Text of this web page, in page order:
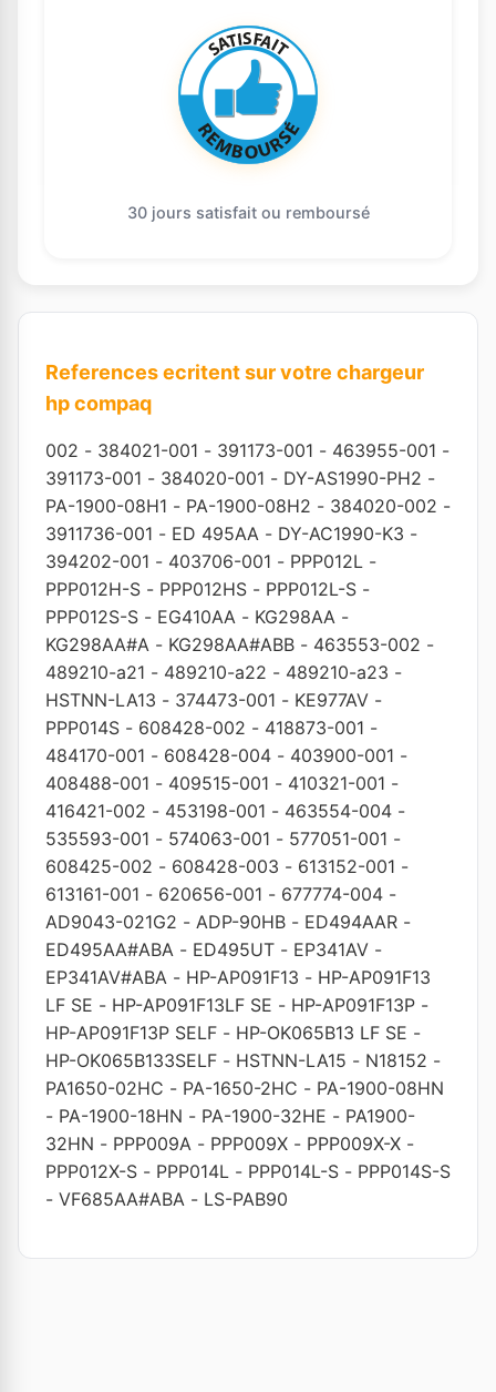
30 jours satisfait ou remboursé
References ecritent sur votre chargeur
hp compaq
002 - 384021-001 - 391173-001 - 463955-001 -
391173-001 - 384020-001 - DY-AS1990-PH2 -
PA-1900-08H1 - PA-1900-08H2 - 384020-002 -
3911736-001 - ED 495AA - DY-AC1990-K3 -
394202-001 - 403706-001 - PPP012L -
PPP012H-S - PPP012HS - PPP012L-S -
PPP012S-S - EG410AA - KG298AA -
KG298AA#A - KG298AA#ABB - 463553-002 -
489210-a21 - 489210-a22 - 489210-a23 -
HSTNN-LA13 - 374473-001 - KE977AV -
PPP014S - 608428-002 - 418873-001 -
484170-001 - 608428-004 - 403900-001 -
408488-001 - 409515-001 - 410321-001 -
416421-002 - 453198-001 - 463554-004 -
535593-001 - 574063-001 - 577051-001 -
608425-002 - 608428-003 - 613152-001 -
613161-001 - 620656-001 - 677774-004 -
AD9043-021G2 - ADP-90HB - ED494AAR -
ED495AA#ABA - ED495UT - EP341AV -
EP341AV#ABA - HP-AP091F13 - HP-AP091F13
LF SE - HP-AP091F13LF SE - HP-AP091F13P -
HP-AP091F13P SELF - HP-OK065B13 LF SE -
HP-OK065B133SELF - HSTNN-LA15 - N18152 -
PA1650-02HC - PA-1650-2HC - PA-1900-08HN
- PA-1900-18HN - PA-1900-32HE - PA1900-
32HN - PPP009A - PPP009X - PPP009X-X -
PPP012X-S - PPP014L - PPP014L-S - PPP014S-S
- VF685AA#ABA - LS-PAB90